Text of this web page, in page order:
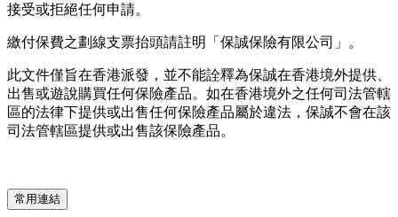
接受或拒絕任何申請。
繳付保費之劃線支票抬頭請註明「保誠保險有限公司」。
此文件僅旨在香港派發，並不能詮釋為保誠在香港境外提供、
出售或遊說購買任何保險產品。如在香港境外之任何司法管轄
區的法律下提供或出售任何保險產品屬於違法，保誠不會在該
司法管轄區提供或出售該保險產品。
常用連結